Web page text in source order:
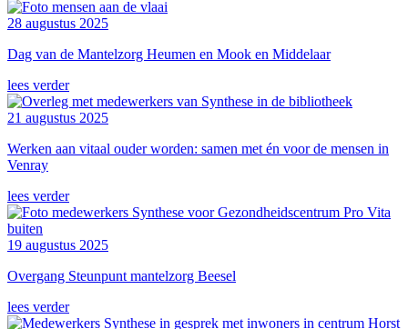
28 augustus 2025
Dag van de Mantelzorg Heumen en Mook en Middelaar
lees verder
21 augustus 2025
Werken aan vitaal ouder worden: samen met én voor de mensen in
Venray
lees verder
19 augustus 2025
Overgang Steunpunt mantelzorg Beesel
lees verder